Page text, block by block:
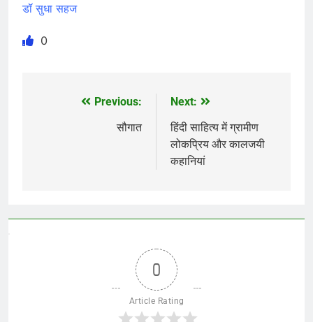
डॉ सुधा सहज
0
Previous:
सौगात
Next:
हिंदी साहित्य में ग्रामीण
लोकप्रिय और कालजयी
कहानियां
0
Article Rating